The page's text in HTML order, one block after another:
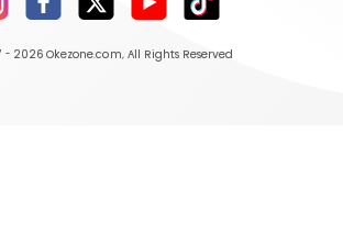
- 2026 Okezone.com, All Rights Reserved